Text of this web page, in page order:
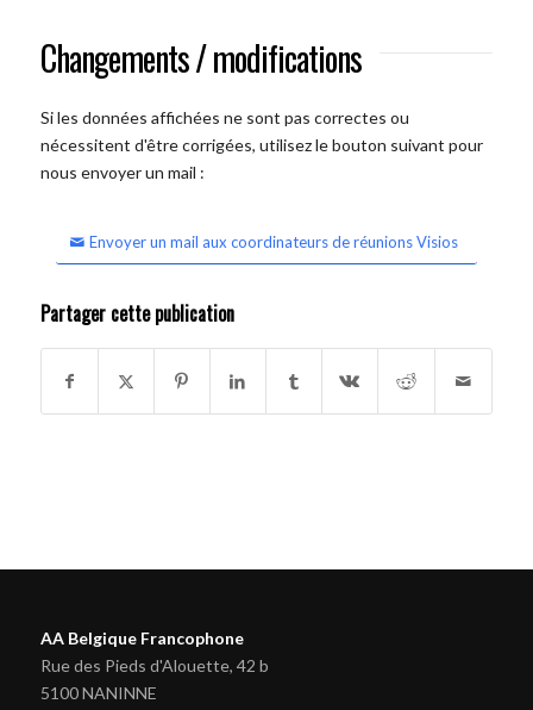
Changements / modifications
Si les données affichées ne sont pas correctes ou
nécessitent d'être corrigées, utilisez le bouton suivant pour
nous envoyer un mail :
Envoyer un mail aux coordinateurs de réunions Visios
Partager cette publication
AA Belgique Francophone
Rue des Pieds d'Alouette, 42 b
5100 NANINNE